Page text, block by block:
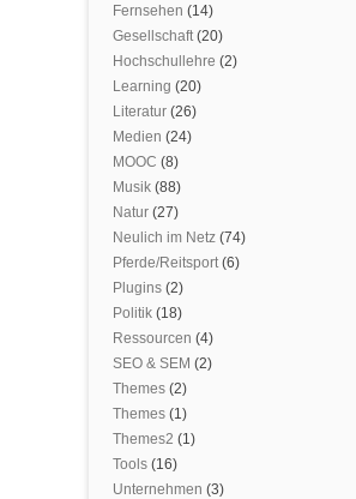
Fernsehen (14)
Gesellschaft(20)
Hochschullehre (2)
Learning (20)
Literatur (26)
Medien (24)
MOOC (8)
Musik (88)
Natur (27)
Neulich im Netz (74)
Pferde/Reitsport(6)
Plugins (2)
Politik (18)
Ressourcen (4)
SEO & SEM (2)
Themes (2)
Themes (1)
Themes2 (1)
Tools (16)
Unternehmen (3)